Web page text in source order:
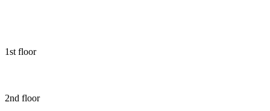
1st floor
2nd floor